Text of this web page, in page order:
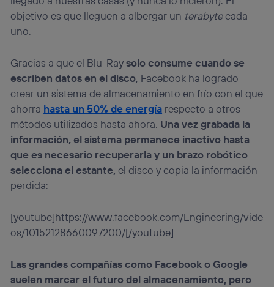
objetivo es que lleguen a albergar un terabytecada
uno.
Gracias a que el Blu-Raysolo consume cuando se
escriben datos en el disco, Facebook ha logrado
crear un sistema de almacenamiento en frío con el que
ahorra hasta un 50% de energía respecto a otros
métodos utilizados hasta ahora. Una vez grabada la
información, el sistema permanece inactivo hasta
que es necesario recuperarla y un brazo robótico
selecciona el estante,el disco y copia la información
perdida:
[youtube]https://www.facebook.com/Engineering/vide
os/10152128660097200/[/youtube]
Las grandes compañías como Facebook o Google
suelen marcar el futuro del almacenamiento, pero